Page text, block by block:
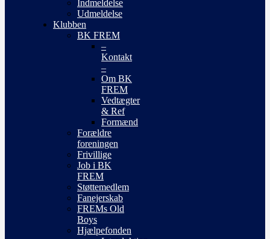
Indmeldelse
Udmeldelse
Klubben
BK FREM
–
Kontakt
–
Om BK
FREM
Vedtægter
& Ref
Formænd
Forældre
foreningen
Frivillige
Job i BK
FREM
Støttemedlem
Fanejerskab
FREMs Old
Boys
Hjælpefonden